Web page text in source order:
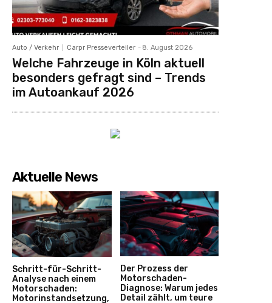
Auto / Verkehr Carpr Presseverteiler - 8. August 2026
Welche Fahrzeuge in Köln aktuell
besonders gefragt sind – Trends
im Autoankauf 2026
Aktuelle News
Schritt-für-Schritt-
Analyse nach einem
Motorschaden:
Motorinstandsetzung,
Der Prozess der
Motorschaden-
Diagnose: Warum jedes
Detail zählt, um teure